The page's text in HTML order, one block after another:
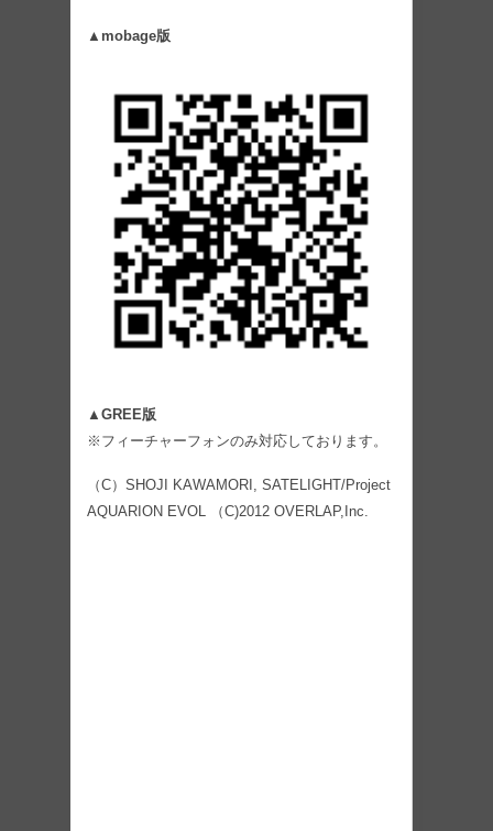
▲mobage版
▲GREE版
※フィーチャーフォンのみ対応しております。
（C）SHOJI KAWAMORI, SATELIGHT/Project
AQUARION EVOL （C)2012 OVERLAP,Inc.